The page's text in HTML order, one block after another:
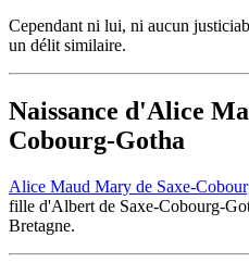
Cependant ni lui, ni aucun
un délit similaire.
Naissance d'Alice
Cobourg-Gotha
Alice Maud Mary de Saxe-
fille d'Albert de Saxe-Cobourg-
Bretagne.